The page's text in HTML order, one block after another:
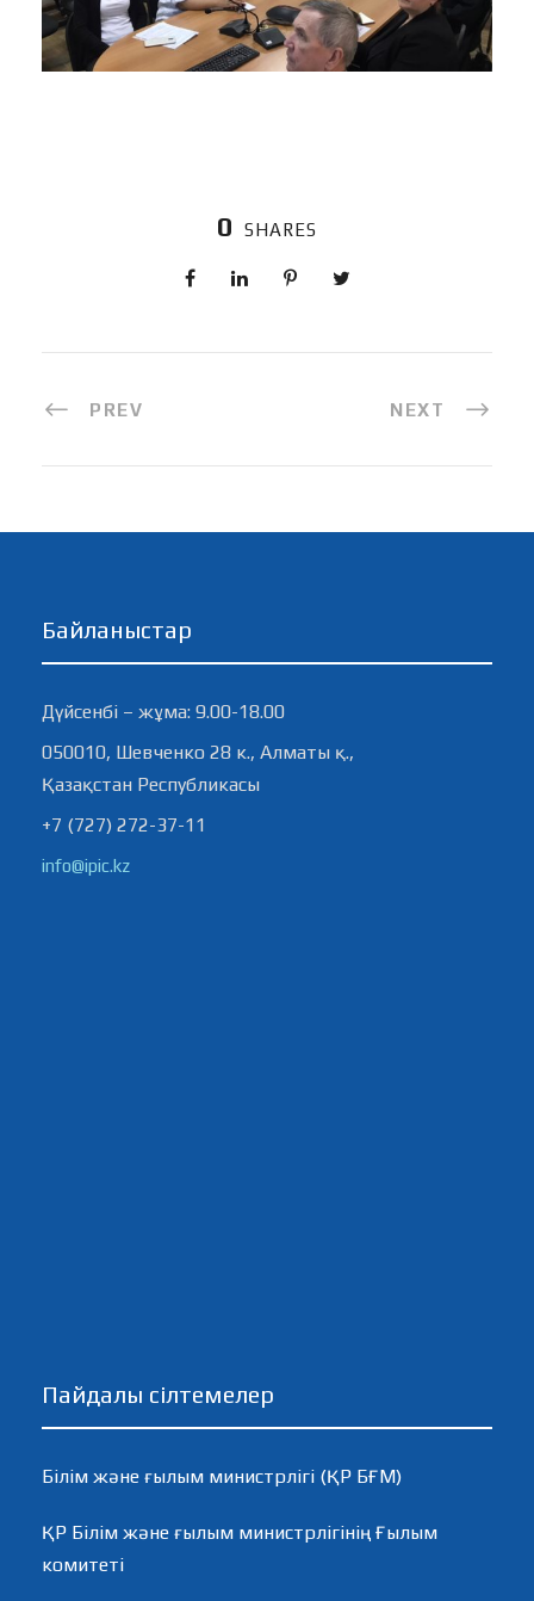
0 SHARES
PREV NEXT
Байланыстар
Дүйсенбі – жұма: 9.00-18.00
050010, Шевченко 28 к., Алматы қ.,
Қазақстан Республикасы
+7 (727) 272-37-11
info@ipic.kz
Пайдалы сілтемелер
Білім және ғылым министрлігі (ҚР БҒМ)
ҚР Білім және ғылым министрлігінің Ғылым
комитеті